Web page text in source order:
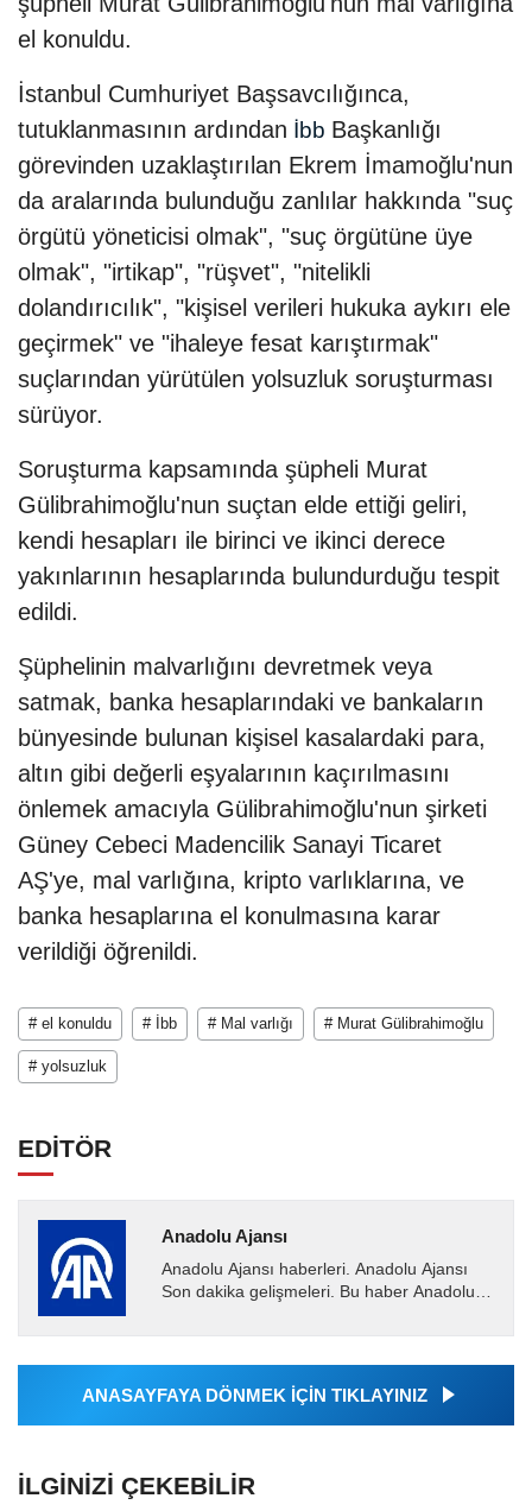
el konuldu.
İstanbul Cumhuriyet Başsavcılığınca,
tutuklanmasının ardından İbb Başkanlığı
görevinden uzaklaştırılan Ekrem İmamoğlu'nun
da aralarında bulunduğu zanlılar hakkında "suç
örgütü yöneticisi olmak", "suç örgütüne üye
olmak", "irtikap", "rüşvet", "nitelikli
dolandırıcılık", "kişisel verileri hukuka aykırı ele
geçirmek" ve "ihaleye fesat karıştırmak"
suçlarından yürütülen yolsuzluk soruşturması
sürüyor.
Soruşturma kapsamında şüpheli Murat
Gülibrahimoğlu'nun suçtan elde ettiği geliri,
kendi hesapları ile birinci ve ikinci derece
yakınlarının hesaplarında bulundurduğu tespit
edildi.
Şüphelinin malvarlığını devretmek veya
satmak, banka hesaplarındaki ve bankaların
bünyesinde bulunan kişisel kasalardaki para,
altın gibi değerli eşyalarının kaçırılmasını
önlemek amacıyla Gülibrahimoğlu'nun şirketi
Güney Cebeci Madencilik Sanayi Ticaret
AŞ'ye, mal varlığına, kripto varlıklarına, ve
banka hesaplarına el konulmasına karar
verildiği öğrenildi.
# el konuldu # İbb # Mal varlığı # Murat Gülibrahimoğlu
# yolsuzluk
EDİTÖR
Anadolu Ajansı
Anadolu Ajansı haberleri. Anadolu Ajansı
Son dakika gelişmeleri. Bu haber Anadolu
Ajansı tarafından...
ANASAYFAYA DÖNMEK İÇİN TIKLAYINIZ
İLGINIZI ÇEKEBILIR